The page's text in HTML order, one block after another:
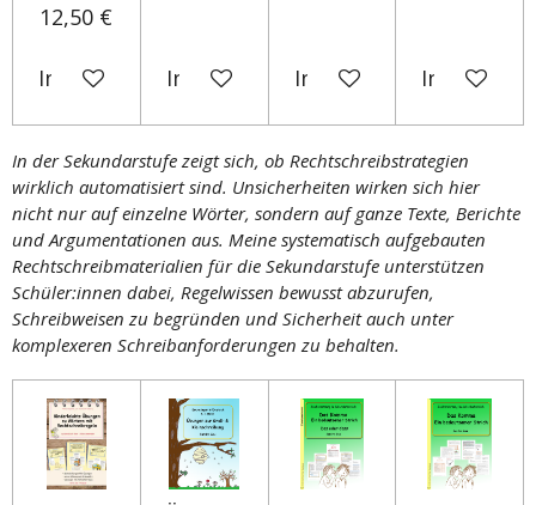
12,50 €
In den WarenkorbIn den WarenkorbIn den Warenkorb
In den
In der Sekundarstufe zeigt sich, ob Rechtschreibstrategien
wirklich automatisiert sind. Unsicherheiten wirken sich hier
nicht nur auf einzelne Wörter, sondern auf ganze Texte, Berichte
und Argumentationen aus. Meine systematisch aufgebauten
Rechtschreibmaterialien für die Sekundarstufe unterstützen
Schüler:innen dabei, Regelwissen bewusst abzurufen,
Schreibweisen zu begründen und Sicherheit auch unter
komplexeren Schreibanforderungen zu behalten.